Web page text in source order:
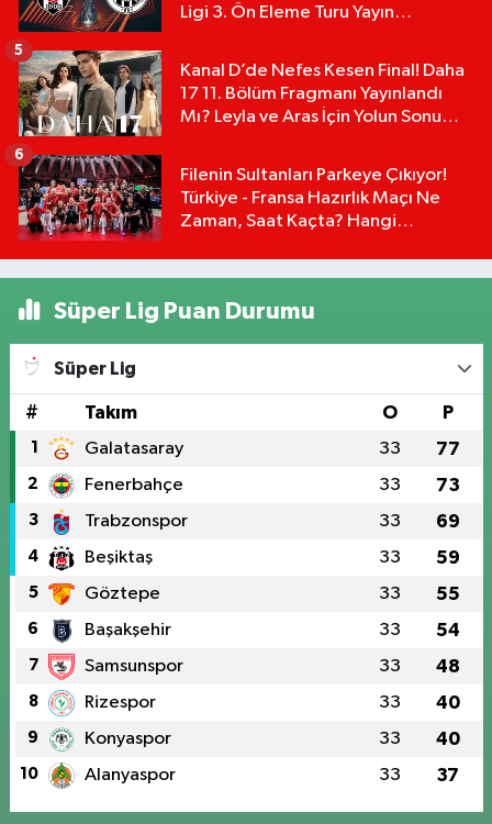
Ligi 3. Ön Eleme Turu Yayın
Kanal D’de Nefes Kesen Final! Daha
17 11. Bölüm Fragmanı Yayınlandı
Mı? Leyla ve Aras İçin Yolun Sonu
5
Filenin Sultanları Parkeye Çıkıyor!
Türkiye - Fransa Hazırlık Maçı Ne
Zaman, Saat Kaçta? Hangi
6
Süper Lig Puan Durumu
Süper Lig
# Takım O P
1 Galatasaray 33 77
2 Fenerbahçe 33 73
3 Trabzonspor 33 69
4 Beşiktaş 33 59
5 Göztepe 33 55
6 Başakşehir 33 54
7 Samsunspor 33 48
8 Rizespor 33 40
9 Konyaspor 33 40
10 Alanyaspor 33 37